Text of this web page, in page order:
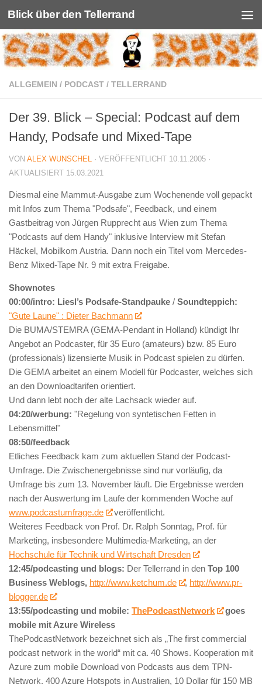
Unter dem Inhalt
Blick über den Tellerrand
ALLGEMEIN / PODCAST / TELLERRAND
Der 39. Blick – Special: Podcast auf dem
Handy, Podsafe und Mixed-Tape
VON ALEX WUNSCHEL · VERÖFFENTLICHT 10.11.2005 ·
AKTUALISIERT 15.03.2021
Diesmal eine Mammut-Ausgabe zum Wochenende voll gepackt
mit Infos zum Thema "Podsafe", Feedback, und einem
Gastbeitrag von Jürgen Rupprecht aus Wien zum Thema
"Podcasts auf dem Handy" inklusive Interview mit Stefan
Häckel, Mobilkom Austria. Dann noch ein Titel vom Mercedes-
Benz Mixed-Tape Nr. 9 mit extra Freigabe.
Shownotes
00:00/intro: Liesl’s Podsafe-Standpauke / Soundteppich:
"Gute Laune" : Dieter Bachmann
Die BUMA/STEMRA (GEMA-Pendant in Holland) kündigt Ihr
Angebot an Podcaster, für 35 Euro (amateurs) bzw. 85 Euro
(professionals) lizensierte Musik in Podcast spielen zu dürfen.
Die GEMA arbeitet an einem Modell für Podcaster, welches sich
an den Downloadtarifen orientiert.
Und dann lebt noch der alte Lachsack wieder auf.
04:20/werbung: "Regelung von syntetischen Fetten in
Lebensmittel"
08:50/feedback
Etliches Feedback kam zum aktuellen Stand der Podcast-
Umfrage. Die Zwischenergebnisse sind nur vorläufig, da
Umfrage bis zum 13. November läuft. Die Ergebnisse werden
nach der Auswertung im Laufe der kommenden Woche auf
www.podcastumfrage.de
veröffentlicht.
Weiteres Feedback von Prof. Dr. Ralph Sonntag, Prof. für
Marketing, insbesondere Multimedia-Marketing, an der
Hochschule für Technik und Wirtschaft Dresden
12:45/podcasting und blogs: Der Tellerrand in den Top 100
Business Weblogs, http://www.ketchum.de , http://www.pr-
blogger.de
13:55/podcasting und mobile: ThePodcastNetwork
goes
mobile mit Azure Wireless
ThePodcastNetwork bezeichnet sich als „The first commercial
podcast network in the world“ mit ca. 40 Shows. Kooperation mit
Azure zum mobile Download von Podcasts aus dem TPN-
Network. 400 Azure Hotspots in Australien, 10 Dollar für 150 MB